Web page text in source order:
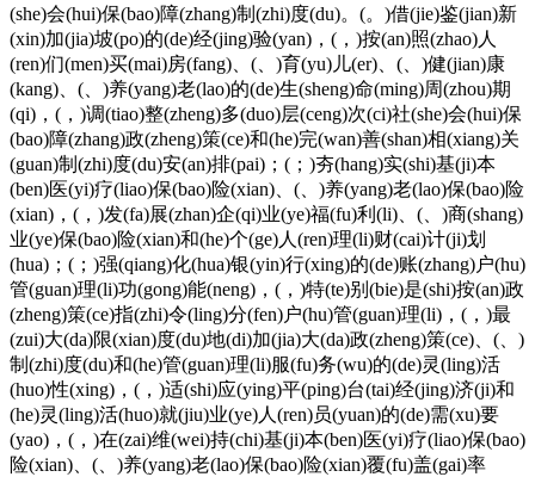
(she)会(hui)保(bao)障(zhang)制(zhi)度(du)。(。)借(jie)鉴(jian)新
(xin)加(jia)坡(po)的(de)经(jing)验(yan)，(，)按(an)照(zhao)人
(ren)们(men)买(mai)房(fang)、(、)育(yu)儿(er)、(、)健(jian)康
(kang)、(、)养(yang)老(lao)的(de)生(sheng)命(ming)周(zhou)期
(qi)，(，)调(tiao)整(zheng)多(duo)层(ceng)次(ci)社(she)会(hui)保
(bao)障(zhang)政(zheng)策(ce)和(he)完(wan)善(shan)相(xiang)关
(guan)制(zhi)度(du)安(an)排(pai)；(；)夯(hang)实(shi)基(ji)本
(ben)医(yi)疗(liao)保(bao)险(xian)、(、)养(yang)老(lao)保(bao)险
(xian)，(，)发(fa)展(zhan)企(qi)业(ye)福(fu)利(li)、(、)商(shang)
业(ye)保(bao)险(xian)和(he)个(ge)人(ren)理(li)财(cai)计(ji)划
(hua)；(；)强(qiang)化(hua)银(yin)行(xing)的(de)账(zhang)户(hu)
管(guan)理(li)功(gong)能(neng)，(，)特(te)别(bie)是(shi)按(an)政
(zheng)策(ce)指(zhi)令(ling)分(fen)户(hu)管(guan)理(li)，(，)最
(zui)大(da)限(xian)度(du)地(di)加(jia)大(da)政(zheng)策(ce)、(、)
制(zhi)度(du)和(he)管(guan)理(li)服(fu)务(wu)的(de)灵(ling)活
(huo)性(xing)，(，)适(shi)应(ying)平(ping)台(tai)经(jing)济(ji)和
(he)灵(ling)活(huo)就(jiu)业(ye)人(ren)员(yuan)的(de)需(xu)要
(yao)，(，)在(zai)维(wei)持(chi)基(ji)本(ben)医(yi)疗(liao)保(bao)
险(xian)、(、)养(yang)老(lao)保(bao)险(xian)覆(fu)盖(gai)率